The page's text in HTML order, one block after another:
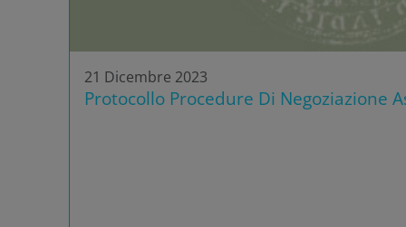
21 Dicembre 2023
Protocollo Procedure Di Negoziazione